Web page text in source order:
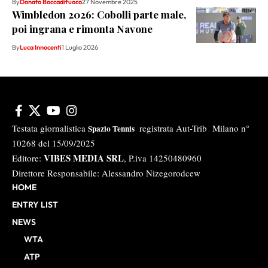
ByDonato Boccadifuoco27 Novembre 2025
Wimbledon 2026: Cobolli parte male,
poi ingrana e rimonta Navone
ByLuca Innocenti1 Luglio 2026
Testata giornalistica Spazio Tennis registrata Aut-Trib Milano n°
10268 del 15/09/2025
Editore: VIBES MEDIA SRL, P.iva 14250480960
Direttore Responsabile: Alessandro Nizegorodcew
HOME
ENTRY LIST
NEWS
WTA
ATP